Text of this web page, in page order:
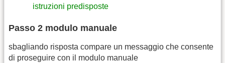
istruzioni predisposte
Passo 2 modulo manuale
sbagliando risposta compare un messaggio che consente
di proseguire con il modulo manuale